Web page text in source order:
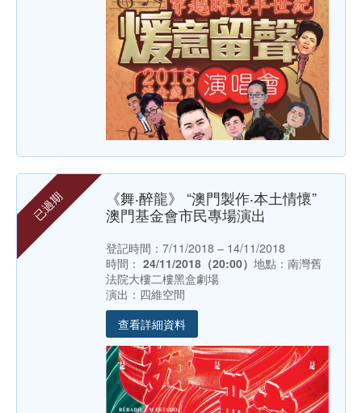
已過期
《舞‧醉龍》 “澳門製作‧本土情懷”
澳門基金會市民專場演出
登記時間：7/11/2018 – 14/11/2018
時間： 24/11/2018（20:00） 地點：南灣舊
法院大樓二樓黑盒劇場
演出：四維空間
查看詳細資料